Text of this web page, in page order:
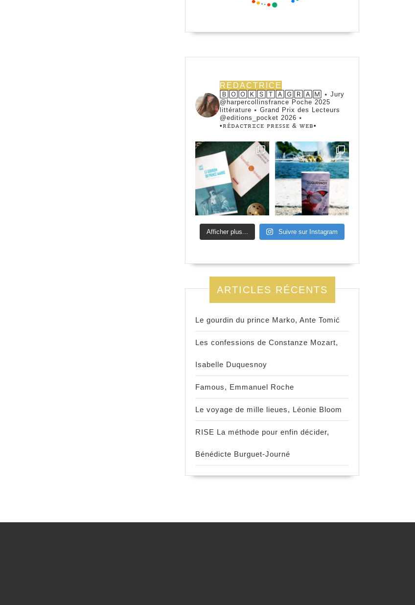
REDACTRICE
🄱🄾🄾🄺🅂🅃🄰🄶🅁🄰🄼 ⭑ Jury
@harpercollinsfrance Poche 2025
littérature ⭑ Grand Prix des Lecteurs
@editions_pocket 2026 ⭑
•ꭱꭼ́ꭰꭺꮯꭲꭱꮖꮯꭼ ꮲꭱꭼꮪꮪꭼ & ꮃꭼᏼ•
Afficher plus... Suivre sur Instagram
ARTICLES RÉCENTS
Le gourdin du prince Marko, Ante Tomić
Les confessions de Constanze Mozart,
Isabelle Duquesnoy
Famous, Emmanuel Roche
Le voyage de mille lieues, Léonie Bloom
RISE La méthode pour enfin décider,
Bénédicte Burguet-Journé